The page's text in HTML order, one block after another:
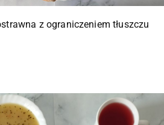
z ograniczeniem tłuszczu